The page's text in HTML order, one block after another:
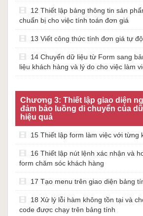
12 Thiết lập bảng thông tin sản
chuẩn bị cho việc tính toán đơn giá
13 Viết công thức tính đơn giá tự
14 Chuyển dữ liệu từ Form sang
liệu khách hàng và lý do cho việc làm
Chương 3: Thiết lập giao diện
đảm bảo luồng di chuyển của
hiệu quả
15 Thiết lập form làm việc với từng
16 Thiết lập nút lệnh xác nhận và
form chăm sóc khách hàng
17 Tạo menu trên giao diện bảng
18 Xử lý lỗi hàm không tồn tại và
code được chạy trên bảng tính